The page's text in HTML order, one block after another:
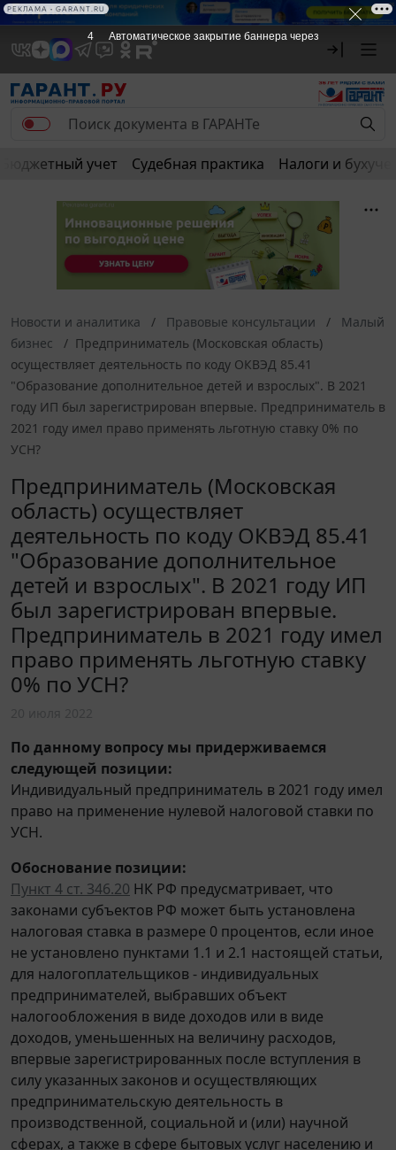
Бюджетный учет Судебная практика Налоги и
Новости и аналитика Правовые консультации
Малый
бизнес
Предприниматель (Московская область)
осуществляет деятельность по коду ОКВЭД 85.41
"Образование дополнительное детей и взрослых". В 2021
году ИП был зарегистрирован впервые. Предприниматель в
2021 году имел право применять льготную ставку 0% по
УСН?
Предприниматель (Московская
область) осуществляет
деятельность по коду ОКВЭД 85.41
"Образование дополнительное
детей и взрослых". В 2021 году ИП
был зарегистрирован впервые.
Предприниматель в 2021 году имел
право применять льготную ставку
0% по УСН?
По данному вопросу мы придерживаемся
следующей позиции:
Индивидуальный предприниматель в 2021 году имел
право на применение нулевой налоговой ставки по
УСН.
Обоснование позиции:
Пункт 4 ст. 346.20 НК РФ предусматривает, что
законами субъектов РФ может быть установлена
налоговая ставка в размере 0 процентов, если иное
не установлено пунктами 1.1 и 2.1 настоящей статьи,
для налогоплательщиков - индивидуальных
предпринимателей, выбравших объект
налогообложения в виде доходов или в виде
доходов, уменьшенных на величину расходов,
впервые зарегистрированных после вступления в
силу указанных законов и осуществляющих
предпринимательскую деятельность в
производственной, социальной и (или) научной
сферах, а также в сфере бытовых услуг населению и
4 Автоматическое закрытие баннера через
РЕКЛАМА • GARANT.RU